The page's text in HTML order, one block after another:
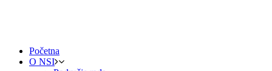
Početna
O NSI